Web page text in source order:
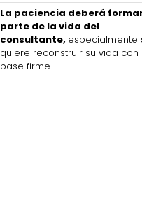
La paciencia deberá
parte de la vida del
consultante, especialmente
quiere reconstruir su vida con
base firme.